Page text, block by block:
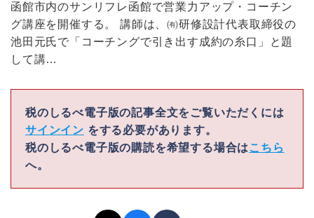
函館市内のサンリフレ函館で営業力アップ・コーチン
グ講座を開催する。 講師は、㈲研修設計代表取締役の
池田元氏で「コーチングで引き出す成約の糸口」と題
して講…
税のしるべ電子版の記事全文をご覧いただくには
サインイン をする必要があります。
税のしるべ電子版の購読を希望する場合は こちら
へ。